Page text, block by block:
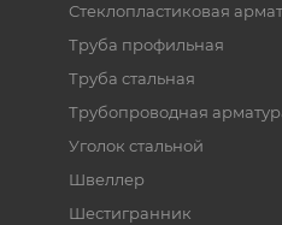
Стеклопластиковая
Труба профильная
Труба стальная
Трубопроводная
Уголок стальной
Швеллер
Шестигранник